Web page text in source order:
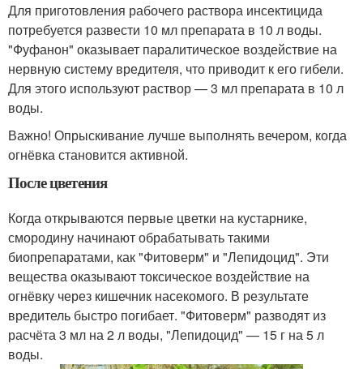
Для приготовления рабочего раствора инсектицида
потребуется развести 10 мл препарата в 10 л воды.
"Фуфанон" оказывает паралитическое воздействие на
нервную систему вредителя, что приводит к его гибели.
Для этого используют раствор — 3 мл препарата в 10 л
воды.
Важно! Опрыскивание лучше выполнять вечером, когда
огнёвка становится активной.
После цветения
Когда открываются первые цветки на кустарнике,
смородину начинают обрабатывать такими
биопрепаратами, как "Фитоверм" и "Лепидоцид". Эти
вещества оказывают токсическое воздействие на
огнёвку через кишечник насекомого. В результате
вредитель быстро погибает. "Фитоверм" разводят из
расчёта 3 мл на 2 л воды, "Лепидоцид" — 15 г на 5 л
воды.